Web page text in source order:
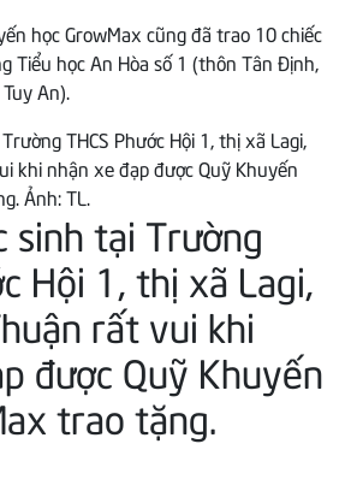
học GrowMax cũng đã trao 10 chiếc
Tiểu học An Hòa số 1 (thôn Tân Định,
An).
sinh tại Trường
Hội 1, thị xã Lagi,
rất vui khi
được Quỹ Khuyến
trao tặng.